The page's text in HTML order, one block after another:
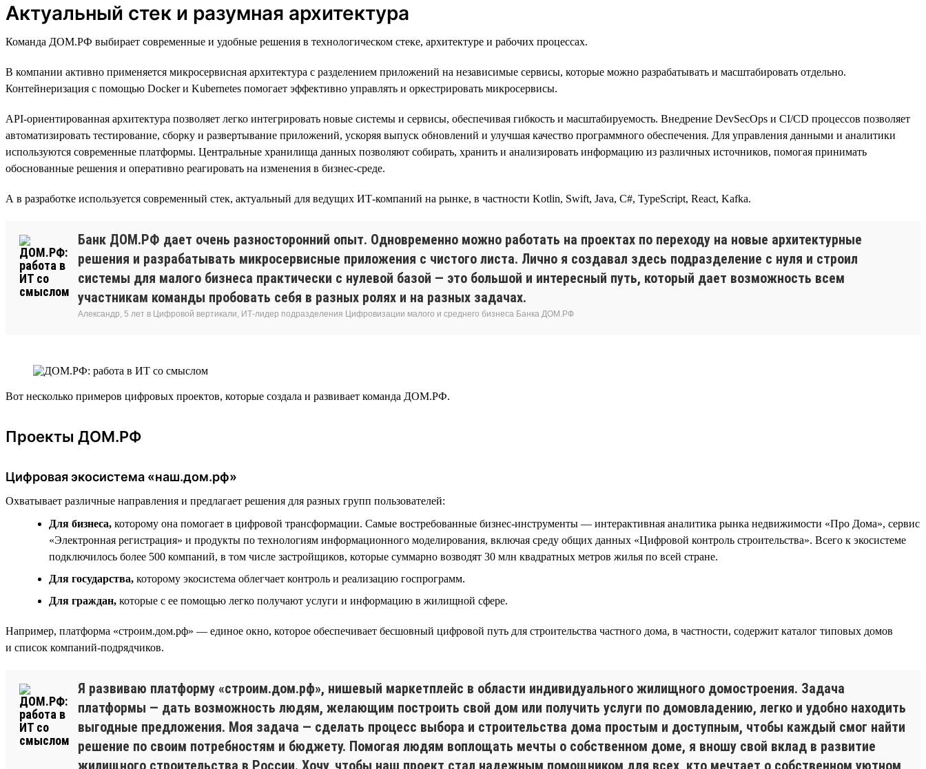
Актуальный стек и разумная архитектура
Команда ДОМ.РФ выбирает современные и удобные решения в технологическом стеке, архитектуре и рабочих процессах.
В компании активно применяется микросервисная архитектура с разделением приложений на независимые сервисы, которые можно разрабатывать и масштабировать отдельно.
Контейнеризация с помощью Docker и Kubernetes помогает эффективно управлять и оркестрировать микросервисы.
API-ориентированная архитектура позволяет легко интегрировать новые системы и сервисы, обеспечивая гибкость и масштабируемость. Внедрение DevSecOps и CI/CD процессов позволяет
автоматизировать тестирование, сборку и развертывание приложений, ускоряя выпуск обновлений и улучшая качество программного обеспечения. Для управления данными и аналитики
используются современные платформы. Центральные хранилища данных позволяют собирать, хранить и анализировать информацию из различных источников, помогая принимать
обоснованные решения и оперативно реагировать на изменения в бизнес-среде.
А в разработке используется современный стек, актуальный для ведущих ИТ-компаний на рынке, в частности Kotlin, Swift, Java, C#, TypeScript, React, Kafka.
Банк ДОМ.РФ дает очень разносторонний опыт. Одновременно можно работать на проектах по переходу на новые архитектурные
решения и разрабатывать микросервисные приложения с чистого листа. Лично я создавал здесь подразделение с нуля и строил
системы для малого бизнеса практически с нулевой базой — это большой и интересный путь, который дает возможность всем
участникам команды пробовать себя в разных ролях и на разных задачах.
Александр, 5 лет в Цифровой вертикали, ИТ-лидер подразделения Цифровизации малого и среднего бизнеса Банка ДОМ.РФ
Вот несколько примеров цифровых проектов, которые создала и развивает команда ДОМ.РФ.
Проекты ДОМ.РФ
Цифровая экосистема «наш.дом.рф»
Охватывает различные направления и предлагает решения для разных групп пользователей:
Для бизнеса, которому она помогает в цифровой трансформации. Самые востребованные бизнес-инструменты — интерактивная аналитика рынка недвижимости «Про Дома», сервис
«Электронная регистрация» и продукты по технологиям информационного моделирования, включая среду общих данных «Цифровой контроль строительства». Всего к экосистеме
подключилось более 500 компаний, в том числе застройщиков, которые суммарно возводят 30 млн квадратных метров жилья по всей стране.
Для государства, которому экосистема облегчает контроль и реализацию госпрограмм.
Для граждан, которые с ее помощью легко получают услуги и информацию в жилищной сфере.
Например, платформа «строим.дом.рф» — единое окно, которое обеспечивает бесшовный цифровой путь для строительства частного дома, в частности, содержит каталог типовых домов
и список компаний-подрядчиков.
Я развиваю платформу «строим.дом.рф», нишевый маркетплейс в области индивидуального жилищного домостроения. Задача
платформы — дать возможность людям, желающим построить свой дом или получить услуги по домовладению, легко и удобно находить
выгодные предложения. Моя задача — сделать процесс выбора и строительства дома простым и доступным, чтобы каждый смог найти
решение по своим потребностям и бюджету. Помогая людям воплощать мечты о собственном доме, я вношу свой вклад в развитие
жилищного строительства в России. Хочу, чтобы наш проект стал надежным помощником для всех, кто мечтает о собственном уютном